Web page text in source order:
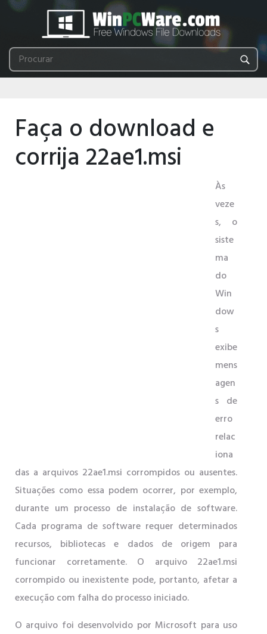
Faça o download e
corrija 22ae1.msi
Às
veze
s, o
siste
ma
do
Win
dow
s
exibe
mens
agen
s de
erro
relac
iona
das a arquivos 22ae1.msi corrompidos ou ausentes.
Situações como essa podem ocorrer, por exemplo,
durante um processo de instalação de software.
Cada programa de software requer determinados
recursos, bibliotecas e dados de origem para
funcionar corretamente. O arquivo 22ae1.msi
corrompido ou inexistente pode, portanto, afetar a
execução com falha do processo iniciado.
O arquivo foi desenvolvido por Microsoft para uso